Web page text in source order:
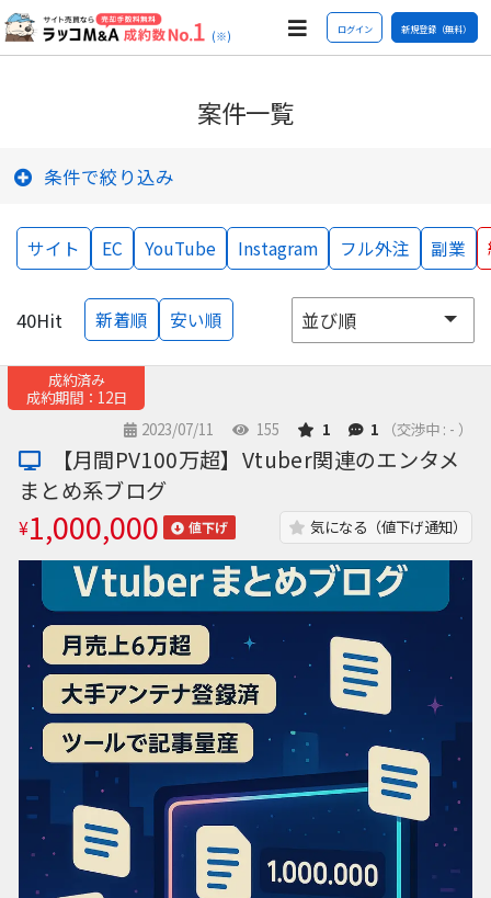
(※) ログイン 新規登録（無料）
案件一覧
条件で絞り込み
サイト EC YouTube Instagram フル外注 副業
40Hit 新着順 安い順
成約済み
成約期間：12日
2023/07/11
155 1 1 （交渉中 : - ）
【月間PV100万超】Vtuber関連のエンタメ
まとめ系ブログ
¥1,000,000 値下げ 気になる（値下げ通知）